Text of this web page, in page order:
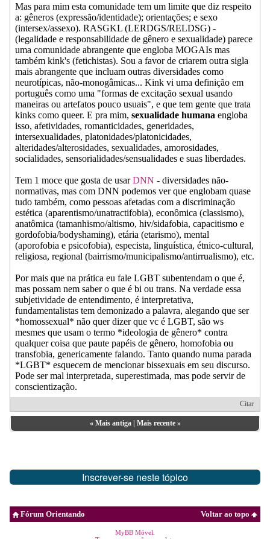
Mas para mim esta comunidade tem um limite que diz respeito
a: gêneros (expressão/identidade); orientações; e sexo
(intersex/assexo). RASGKL (LERDGS/RELDSG) -
(legalidade e responsabilidade de gênero e sexualidade) parece
uma comunidade abrangente que engloba MOGAIs mas
também kink's (fetichistas). Sou a favor de criarem outra sigla
mais abrangente que incluam outras diversidades como
neurotípicas, não-monogâmicas... Kink vi uma definição em
português como uma "formas de excitação sexual usando
maneiras ou artefatos pouco usuais", e que tem gente que trata
kinks como queer. E pra mim, sexualidade humana engloba
isso, afetividades, romanticidades, generidades,
intersexualidades, platonidades/platonicidades,
alteridades/alterosidades, sexualidades, amorosidades,
socialidades, sensorialidades/sensualidades e suas liberdades.
Tem 1 moce que gosta de usarDNN - diversidades não-
normativas, mas com DNN podemos ver que englobam quase
tudo também, como pessoas afetadas com a discriminação
estética (aparentismo/unatractifobia), econômica (classismo),
anatômica (tamanhismo/altismo, hiv/sidafobia, capacitismo e
gordofobia/bodyshaming), etária (etarismo), mental
(aporofobia e psicofobia), especista, linguística, étnico-cultural,
religiosa, regional (bairrismo/municipalismo/antirrualismo), etc.
Por mais que na prática eu fale LGBT subentendam o que é,
mas possam nem saber o que é bi ou trans. Na verdade essa
subjetividade de entendimento, é interpretativa,
fundamentalistas tem demonizado a palavra, alegando que ser
*homossexual* não quer dizer que vc é LGBT, são ws
mesmes que usam o termo *ideologia de gênero* contra
qualquer coisa que paute papéis de gênero, homofobia ou
transfobia, genericamente falando. Tanto quando numa parada
*LGBT* esquecem de mencionar bissexuais em seu discurso.
Pode ser mal interpretada, superestimada, mas pode servir de
conscientização.
Citar
« Mais antiga| Mais recente»
Inscrever-se neste tópico
Voltar ao topo
Fórum Orientando
MyBB Móvel